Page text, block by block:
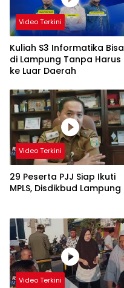
Video Terkini
Kuliah S3 Informatika Bisa
di Lampung Tanpa Harus
ke Luar Daerah
Video Terkini
29 Peserta PJJ Siap Ikuti
MPLS, Disdikbud Lampung
Video Terkini